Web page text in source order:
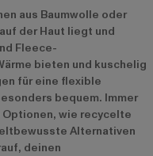
aus Baumwolle oder
der Haut liegt und
Fleece-
bieten und kuschelig
für eine flexible
bequem. Immer
wie recycelte
Alternativen
deinen